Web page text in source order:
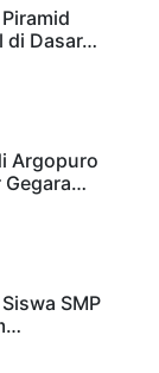
di Dasar…
Argopuro
Gegara…
SMP